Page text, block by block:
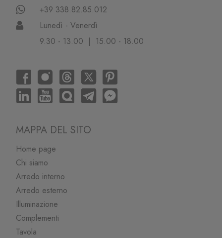
+39 338.82.85.012
Lunedì - Venerdì
9.30 - 13.00 | 15.00 - 18.00
MAPPA DEL SITO
Home page
Chi siamo
Arredo interno
Arredo esterno
Illuminazione
Complementi
Tavola